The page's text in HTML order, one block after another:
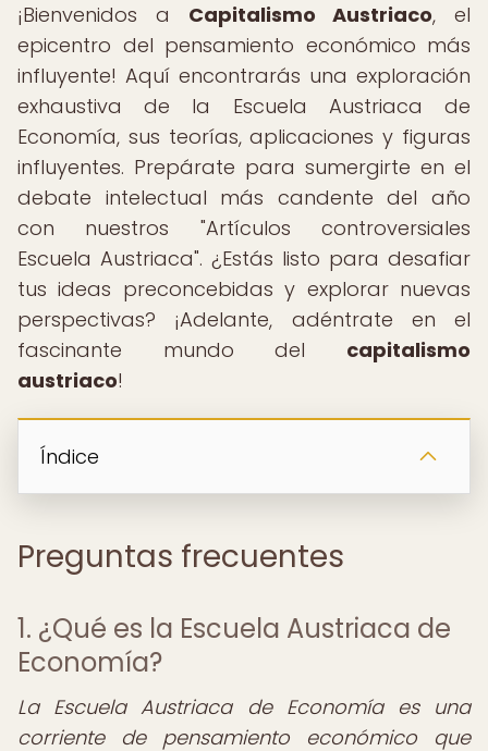
¡Bienvenidos a Capitalismo Austriaco, el
epicentro del pensamiento económico más
influyente! Aquí encontrarás una exploración
exhaustiva de la Escuela Austriaca de
Economía, sus teorías, aplicaciones y figuras
influyentes. Prepárate para sumergirte en el
debate intelectual más candente del año
con nuestros "Artículos controversiales
Escuela Austriaca". ¿Estás listo para desafiar
tus ideas preconcebidas y explorar nuevas
perspectivas? ¡Adelante, adéntrate en el
fascinante mundo del capitalismo
austriaco!
Índice
Preguntas frecuentes
1. ¿Qué es la Escuela Austriaca de
Economía?
La Escuela Austriaca de Economía es una
corriente de pensamiento económico que